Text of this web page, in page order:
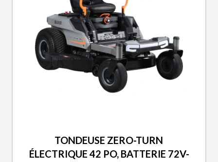
TONDEUSE ZERO-TURN
ÉLECTRIQUE 42 PO, BATTERIE 72V-